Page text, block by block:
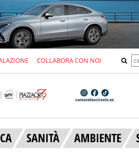
COLLABORA CON NOI
SANITÀ AMBIENTE